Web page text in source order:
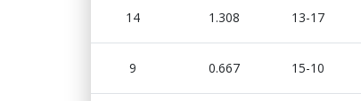
14 1.308 13-17
9 0.667 15-10